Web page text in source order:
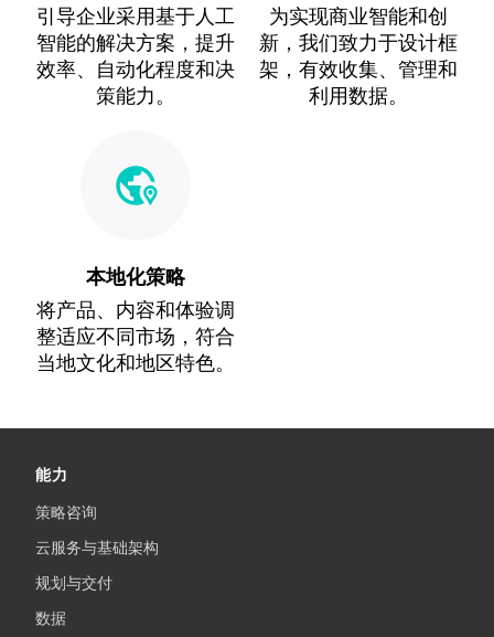
引导企业采用基于人工
智能的解决方案，提升
效率、自动化程度和决
策能力。
为实现商业智能和创
新，我们致力于设计框
架，有效收集、管理和
利用数据。
本地化策略
将产品、内容和体验调
整适应不同市场，符合
当地文化和地区特色。
能力
策略咨询
云服务与基础架构
规划与交付
数据